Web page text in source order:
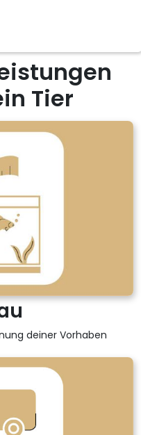
Tier
deiner Vorhaben